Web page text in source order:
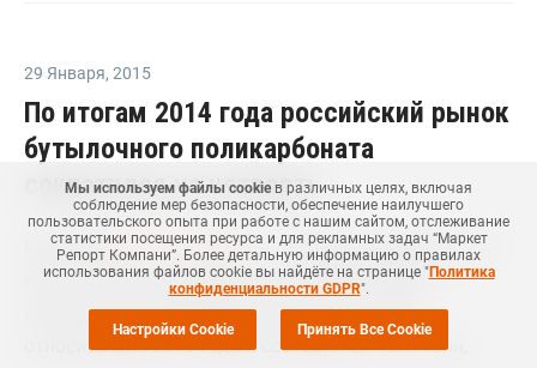
29 Января, 2015
По итогам 2014 года российский рынок
бутылочного поликарбоната
сократился на четверть
МОСКВА (Маркет Репорт) – За январь-декабрь 2014
года спрос на поликарбонат (ПК) для выдува
бутылей на российском рынке упал на 25%
относительно 2013 года и составил 2,7 тыс. тонн,
Мы используем файлы cookie в различных целях, включая
соблюдение мер безопасности, обеспечение наилучшего
пользовательского опыта при работе с нашим сайтом, отслеживание
статистики посещения ресурса и для рекламных задач “Маркет
Репорт Компани”. Более детальную информацию о правилах
использования файлов cookie вы найдёте на странице "Политика
конфиденциальности GDPR".
Настройки Cookie Принять Все Cookie